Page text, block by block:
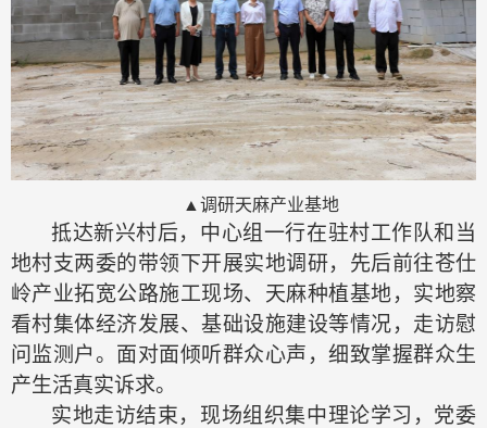
▲调研天麻产业基地
抵达新兴村后，中心组一行在驻村工作队和当
地村支两委的带领下开展实地调研，先后前往苍仕
岭产业拓宽公路施工现场、天麻种植基地，实地察
看村集体经济发展、基础设施建设等情况， 走访慰
问监测户。面对面倾听群众心声，细致掌握群众生
产生活真实诉求。
实地走访结束，现场组织集中理论学习 ， 党委